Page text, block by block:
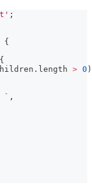
;
{
{
. length > 0 )
` ,